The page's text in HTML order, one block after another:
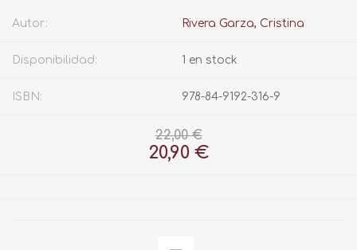
Autor: Rivera Garza, Cristina
Disponibilidad: 1 en stock
ISBN: 978-84-9192-316-9
22,00 €
20,90 €